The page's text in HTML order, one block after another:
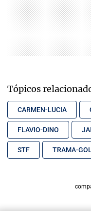
Tópicos
CARMEN-LUCIA
FLAVIO-DINO
STF TRAMA-